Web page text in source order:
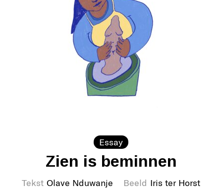
Essay
Zien is beminnen
Tekst Olave Nduwanje Beeld Iris ter Horst